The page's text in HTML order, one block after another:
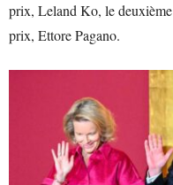
prix, Leland Ko, le
prix, Ettore Pagano.